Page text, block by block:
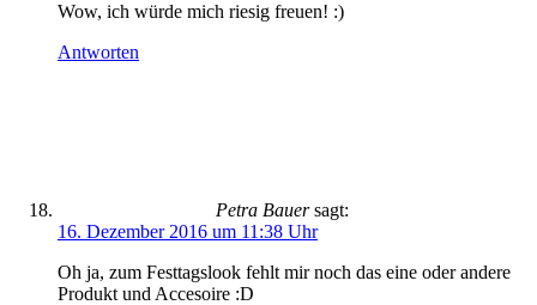
Wow, ich würde mich riesig freuen! :)
Antworten
Petra Bauer sagt:
16. Dezember 2016 um 11:38 Uhr
Oh ja, zum Festtagslook fehlt mir noch das eine oder andere
Produkt und Accesoire :D